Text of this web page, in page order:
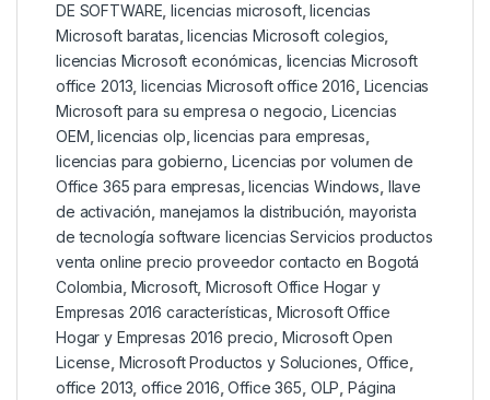
DE SOFTWARE ,licencias microsoft,licencias
Microsoft baratas ,licencias Microsoft colegios
licencias Microsoft económicas licencias Microsoft
office 2013 ,licencias Microsoft office 2016 Licencias
Microsoft para su empresa o negocio Licencias
OEM ,licencias olp ,licencias para empresas
licencias para gobierno Licencias por volumen de
Office 365 para empresas ,licencias Windows llave
de activación manejamos la distribución ,mayorista
de tecnología software licencias Servicios productos
venta online precio proveedor contacto en Bogotá
Colombia Microsoft,Microsoft Office Hogar y
Empresas 2016 características Microsoft Office
Hogar y Empresas 2016 precio Microsoft Open
License Microsoft Productos y Soluciones ,Office
office 2013 ,office 2016 ,Office 365 OLP ,Página